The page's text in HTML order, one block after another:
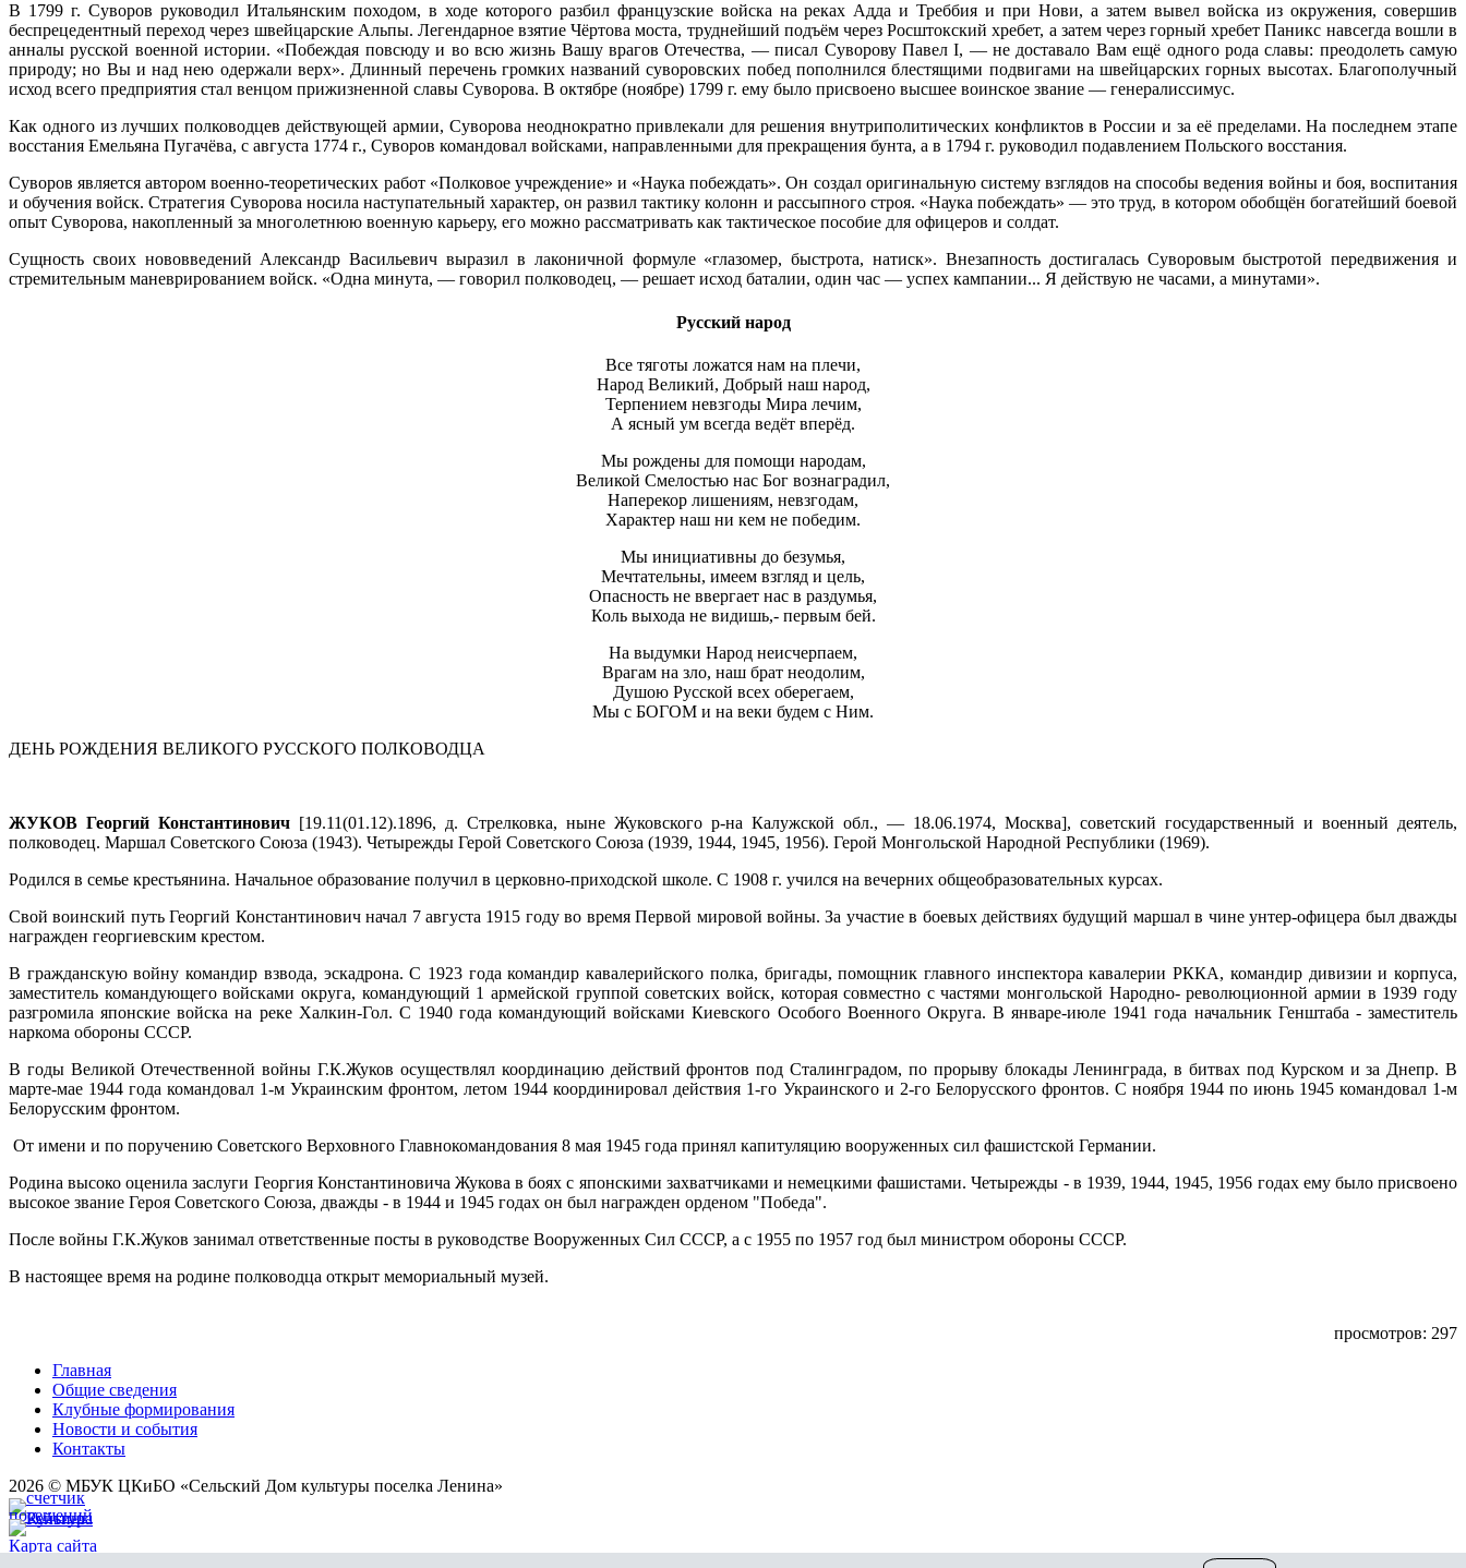
В 1799 г. Суворов руководил Итальянским походом, в ходе которого разбил французские войска на реках Адда и Треббия и при Нови, а затем вывел войска из окружения, совершив
беспрецедентный переход через швейцарские Альпы. Легендарное взятие Чёртова моста, труднейший подъём через Росштокский хребет, а затем через горный хребет Паникс навсегда вошли в
анналы русской военной истории. «Побеждая повсюду и во всю жизнь Вашу врагов Отечества, — писал Суворову Павел I, — не доставало Вам ещё одного рода славы: преодолеть самую
природу; но Вы и над нею одержали верх». Длинный перечень громких названий суворовских побед пополнился блестящими подвигами на швейцарских горных высотах. Благополучный
исход всего предприятия стал венцом прижизненной славы Суворова. В октябре (ноябре) 1799 г. ему было присвоено высшее воинское звание — генералиссимус.
Как одного из лучших полководцев действующей армии, Суворова неоднократно привлекали для решения внутриполитических конфликтов в России и за её пределами. На последнем этапе
восстания Емельяна Пугачёва, с августа 1774 г., Суворов командовал войсками, направленными для прекращения бунта, а в 1794 г. руководил подавлением Польского восстания.
Суворов является автором военно-теоретических работ «Полковое учреждение» и «Наука побеждать». Он создал оригинальную систему взглядов на способы ведения войны и боя, воспитания
и обучения войск. Стратегия Суворова носила наступательный характер, он развил тактику колонн и рассыпного строя. «Наука побеждать» — это труд, в котором обобщён богатейший боевой
опыт Суворова, накопленный за многолетнюю военную карьеру, его можно рассматривать как тактическое пособие для офицеров и солдат.
Сущность своих нововведений Александр Васильевич выразил в лаконичной формуле «глазомер, быстрота, натиск». Внезапность достигалась Суворовым быстротой передвижения и
стремительным маневрированием войск. «Одна минута, — говорил полководец, — решает исход баталии, один час — успех кампании... Я действую не часами, а минутами».
Русский народ
Все тяготы ложатся нам на плечи,
Народ Великий, Добрый наш народ,
Терпением невзгоды Мира лечим,
А ясный ум всегда ведёт вперёд.
Мы рождены для помощи народам,
Великой Смелостью нас Бог вознаградил,
Наперекор лишениям, невзгодам,
Характер наш ни кем не победим.
Мы инициативны до безумья,
Мечтательны, имеем взгляд и цель,
Опасность не ввергает нас в раздумья,
Коль выхода не видишь,- первым бей.
На выдумки Народ неисчерпаем,
Врагам на зло, наш брат неодолим,
Душою Русской всех оберегаем,
Мы с БОГОМ и на веки будем с Ним.
ДЕНЬ РОЖДЕНИЯ ВЕЛИКОГО РУССКОГО ПОЛКОВОДЦА
ЖУКОВ Георгий Константинович [19.11(01.12).1896, д. Стрелковка, ныне Жуковского р-на Калужской обл., — 18.06.1974, Москва], советский государственный и военный деятель,
полководец. Маршал Советского Союза (1943). Четырежды Герой Советского Союза (1939, 1944, 1945, 1956). Герой Монгольской Народной Республики (1969).
Родился в семье крестьянина. Начальное образование получил в церковно-приходской школе. С 1908 г. учился на вечерних общеобразовательных курсах.
Свой воинский путь Георгий Константинович начал 7 августа 1915 году во время Первой мировой войны. За участие в боевых действиях будущий маршал в чине унтер-офицера был дважды
награжден георгиевским крестом.
В гражданскую войну командир взвода, эскадрона. С 1923 года командир кавалерийского полка, бригады, помощник главного инспектора кавалерии РККА, командир дивизии и корпуса,
заместитель командующего войсками округа, командующий 1 армейской группой советских войск, которая совместно с частями монгольской Народно- революционной армии в 1939 году
разгромила японские войска на реке Халкин-Гол. С 1940 года командующий войсками Киевского Особого Военного Округа. В январе-июле 1941 года начальник Генштаба - заместитель
наркома обороны СССР.
В годы Великой Отечественной войны Г.К.Жуков осуществлял координацию действий фронтов под Сталинградом, по прорыву блокады Ленинграда, в битвах под Курском и за Днепр. В
марте-мае 1944 года командовал 1-м Украинским фронтом, летом 1944 координировал действия 1-го Украинского и 2-го Белорусского фронтов. С ноября 1944 по июнь 1945 командовал 1-м
Белорусским фронтом.
От имени и по поручению Советского Верховного Главнокомандования 8 мая 1945 года принял капитуляцию вооруженных сил фашистской Германии.
Родина высоко оценила заслуги Георгия Константиновича Жукова в боях с японскими захватчиками и немецкими фашистами. Четырежды - в 1939, 1944, 1945, 1956 годах ему было присвоено
высокое звание Героя Советского Союза, дважды - в 1944 и 1945 годах он был награжден орденом "Победа".
После войны Г.К.Жуков занимал ответственные посты в руководстве Вооруженных Сил СССР, а с 1955 по 1957 год был министром обороны СССР.
В настоящее время на родине полководца открыт мемориальный музей.
просмотров: 297
Главная
Общие сведения
Клубные формирования
Новости и события
Контакты
2026 © МБУК ЦКиБО «Сельский Дом культуры поселка Ленина»
Карта сайта